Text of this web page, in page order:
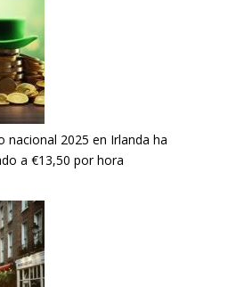
nacional 2025 en Irlanda ha
a €13,50 por hora